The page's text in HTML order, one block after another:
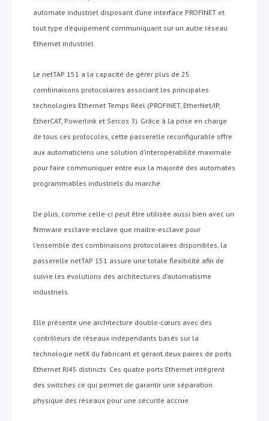
automate industriel disposant d’une interface PROFINET et
tout type d’équipement communiquant sur un autre réseau
Ethernet industriel.
Le netTAP 151 a la capacité de gérer plus de 25
combinaisons protocolaires associant les principales
technologies Ethernet Temps Réel (PROFINET, EtherNet/IP,
EtherCAT, Powerlink et Sercos 3). Grâce à la prise en charge
de tous ces protocoles, cette passerelle reconfigurable offre
aux automaticiens une solution d’interopérabilité maximale
pour faire communiquer entre eux la majorité des automates
programmables industriels du marché.
De plus, comme celle-ci peut être utilisée aussi bien avec un
firmware esclave-esclave que maitre-esclave pour
l’ensemble des combinaisons protocolaires disponibles, la
passerelle netTAP 151 assure une totale flexibilité afin de
suivre les évolutions des architectures d’automatisme
industriels.
Elle présente une architecture double-cœurs avec des
contrôleurs de réseaux indépendants basés sur la
technologie netX du fabricant et gérant deux paires de ports
Ethernet RJ45 distincts. Ces quatre ports Ethernet intègrent
des switches ce qui permet de garantir une séparation
physique des réseaux pour une sécurité accrue.